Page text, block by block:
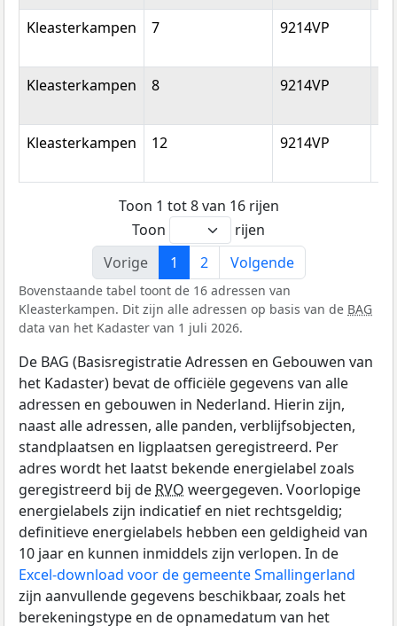
Kleasterkampen 7 9214VP
Kleasterkampen 8 9214VP
Kleasterkampen 12 9214VP
Toon 1 tot 8 van 16 rijen
Toon
rijen
Vorige
1 2 Volgende
Bovenstaande tabel toont de 16 adressen van
Kleasterkampen. Dit zijn alle adressen op basis van de BAG
data van het Kadaster van 1 juli 2026.
De BAG (Basisregistratie Adressen en Gebouwen van
het Kadaster) bevat de officiële gegevens van alle
adressen en gebouwen in Nederland. Hierin zijn,
naast alle adressen, alle panden, verblijfsobjecten,
standplaatsen en ligplaatsen geregistreerd. Per
adres wordt het laatst bekende energielabel zoals
geregistreerd bij de RVO weergegeven. Voorlopige
energielabels zijn indicatief en niet rechtsgeldig;
definitieve energielabels hebben een geldigheid van
10 jaar en kunnen inmiddels zijn verlopen. In de
Excel-download voor de gemeente Smallingerland
zijn aanvullende gegevens beschikbaar, zoals het
berekeningstype en de opnamedatum van het